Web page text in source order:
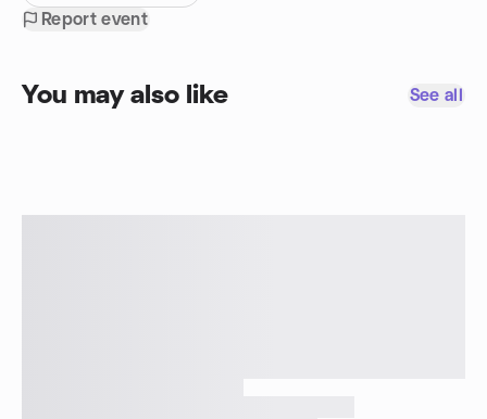
Report event
You may also like See all